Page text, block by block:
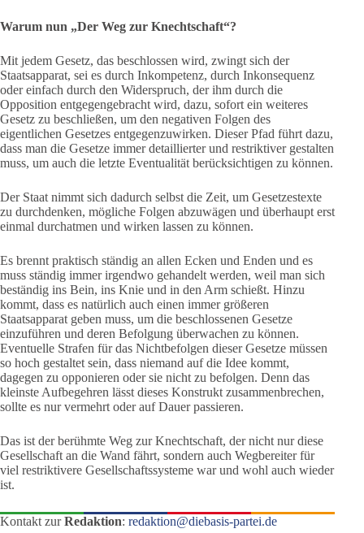
Warum nun „Der Weg zur Knechtschaft“?
Mit jedem Gesetz, das beschlossen wird, zwingt sich der
Staatsapparat, sei es durch Inkompetenz, durch Inkonsequenz
oder einfach durch den Widerspruch, der ihm durch die
Opposition entgegengebracht wird, dazu, sofort ein weiteres
Gesetz zu beschließen, um den negativen Folgen des
eigentlichen Gesetzes entgegenzuwirken. Dieser Pfad führt dazu,
dass man die Gesetze immer detaillierter und restriktiver gestalten
muss, um auch die letzte Eventualität berücksichtigen zu können.
Der Staat nimmt sich dadurch selbst die Zeit, um Gesetzestexte
zu durchdenken, mögliche Folgen abzuwägen und überhaupt erst
einmal durchatmen und wirken lassen zu können.
Es brennt praktisch ständig an allen Ecken und Enden und es
muss ständig immer irgendwo gehandelt werden, weil man sich
beständig ins Bein, ins Knie und in den Arm schießt. Hinzu
kommt, dass es natürlich auch einen immer größeren
Staatsapparat geben muss, um die beschlossenen Gesetze
einzuführen und deren Befolgung überwachen zu können.
Eventuelle Strafen für das Nichtbefolgen dieser Gesetze müssen
so hoch gestaltet sein, dass niemand auf die Idee kommt,
dagegen zu opponieren oder sie nicht zu befolgen. Denn das
kleinste Aufbegehren lässt dieses Konstrukt zusammenbrechen,
sollte es nur vermehrt oder auf Dauer passieren.
Das ist der berühmte Weg zur Knechtschaft, der nicht nur diese
Gesellschaft an die Wand fährt, sondern auch Wegbereiter für
viel restriktivere Gesellschaftssysteme war und wohl auch wieder
ist.
Kontakt zurRedaktion: redaktion@diebasis-partei.de